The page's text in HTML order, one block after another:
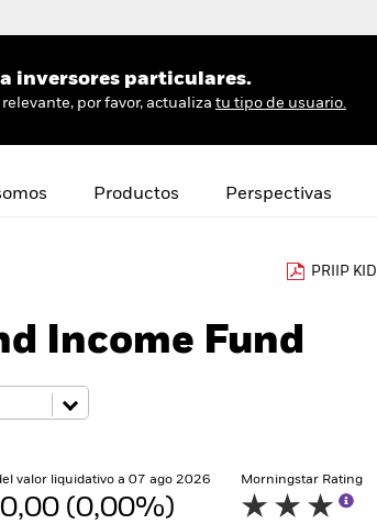
inversores particulares.
por favor, actualiza tu tipo de usuario.
Productos Perspectivas
PRIIP KID
Income Fund
valor liquidativo a 07 ago 2026
(0,00%)
Morningstar Rating